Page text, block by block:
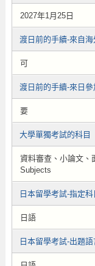
2027年1月25日
渡日前的手續-來自
可
渡日前的手續-來日
要
大學單獨考試的科目
資料審查、小論文、
Subjects
日本留學考試-指定科
日語
日本留學考試-出題語